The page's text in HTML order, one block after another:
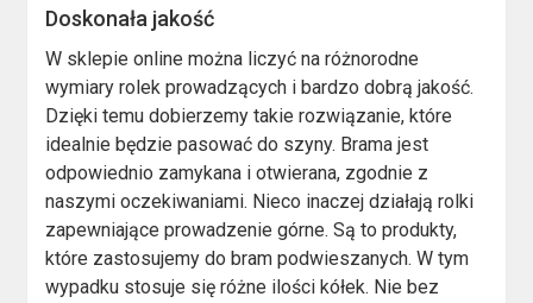
Doskonała jakość
W sklepie online można liczyć na różnorodne
wymiary rolek prowadzących i bardzo dobrą jakość.
Dzięki temu dobierzemy takie rozwiązanie, które
idealnie będzie pasować do szyny. Brama jest
odpowiednio zamykana i otwierana, zgodnie z
naszymi oczekiwaniami. Nieco inaczej działają rolki
zapewniające prowadzenie górne. Są to produkty,
które zastosujemy do bram podwieszanych. W tym
wypadku stosuje się różne ilości kółek. Nie bez